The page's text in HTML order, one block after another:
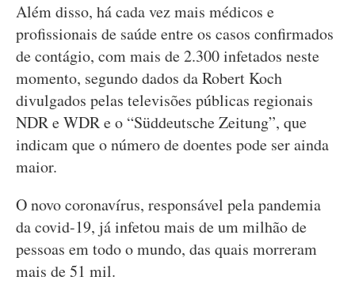
Além disso, há cada vez mais médicos e
profissionais de saúde entre os casos confirmados
de contágio, com mais de 2.300 infetados neste
momento, segundo dados da Robert Koch
divulgados pelas televisões públicas regionais
NDR e WDR e o “Süddeutsche Zeitung”, que
indicam que o número de doentes pode ser ainda
maior.
O novo coronavírus, responsável pela pandemia
da covid-19, já infetou mais de um milhão de
pessoas em todo o mundo, das quais morreram
mais de 51 mil.